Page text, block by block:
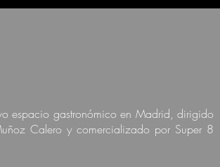
espacio gastronómico en Madrid, dirigido
Calero y comercializado por Super 8